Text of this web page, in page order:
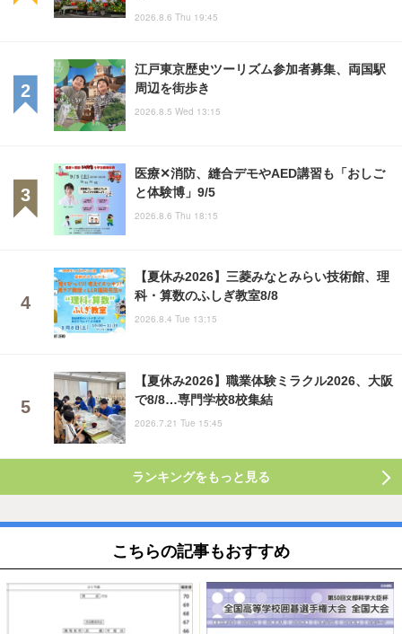
2026.8.6 Thu 19:45
江戸東京歴史ツーリズム参加者募集、両国駅
周辺を街歩き
2026.8.5 Wed 13:15
医療✕消防、縫合デモやAED講習も「おしご
と体験博」9/5
2026.8.6 Thu 18:15
【夏休み2026】三菱みなとみらい技術館、理
科・算数のふしぎ教室8/8
2026.8.4 Tue 13:15
【夏休み2026】職業体験ミラクル2026、大阪
で8/8…専門学校8校集結
2026.7.21 Tue 15:45
ランキングをもっと見る
こちらの記事もおすすめ